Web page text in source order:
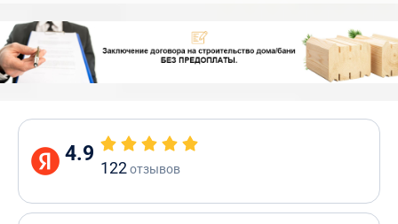
4.9
122отзывов